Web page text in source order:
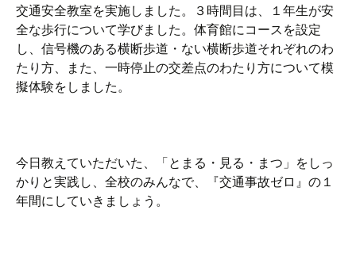
交通安全教室を実施しました。３時間目は、１年生が安
全な歩行について学びました。体育館にコースを設定
し、信号機のある横断歩道・ない横断歩道それぞれのわ
たり方、また、一時停止の交差点のわたり方について模
擬体験をしました。
今日教えていただいた、「とまる・見る・まつ」をしっ
かりと実践し、全校のみんなで、『交通事故ゼロ』の１
年間にしていきましょう。